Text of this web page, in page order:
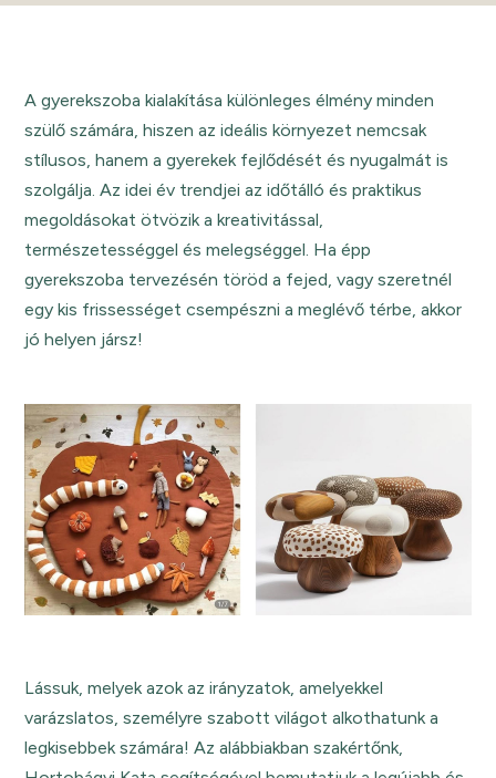
A gyerekszoba kialakítása különleges élmény minden
szülő számára, hiszen az ideális környezet nemcsak
stílusos, hanem a gyerekek fejlődését és nyugalmát is
szolgálja. Az idei év trendjei az időtálló és praktikus
megoldásokat ötvözik a kreativitással,
természetességgel és melegséggel. Ha épp
gyerekszoba tervezésén töröd a fejed, vagy szeretnél
egy kis frissességet csempészni a meglévő térbe, akkor
jó helyen jársz!
Lássuk, melyek azok az irányzatok, amelyekkel
varázslatos, személyre szabott világot alkothatunk a
legkisebbek számára! Az alábbiakban szakértőnk,